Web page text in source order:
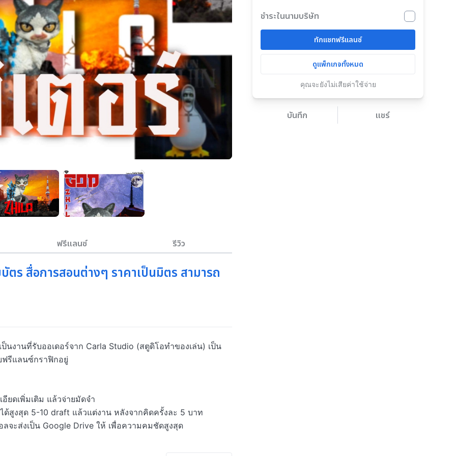
ฟรีแลนซ์ รีวิว
ตร สื่อการสอนต่างๆ ราคาเป็นมิตร สามารถ
นงานที่รับออเดอร์จาก Carla Studio (สตูดิโอทำของเล่น) เป็น
ฟรีแลนซ์กราฟิกอยู่
ยดเพิ่มเติม แล้วจ่ายมัดจำ
สูงสุด 5-10 draft แล้วแต่งาน หลังจากคิดครั้งละ 5 บาท
จะส่งเป็น Google Drive ให้ เพื่อความคมชัดสูงสุด
ชำระในนามบริษัท
ทักแชทฟรีแลนซ์
ดูแพ็กเกจทั้งหมด
คุณจะยังไม่เสียค่าใช้จ่าย
บันทึก แชร์